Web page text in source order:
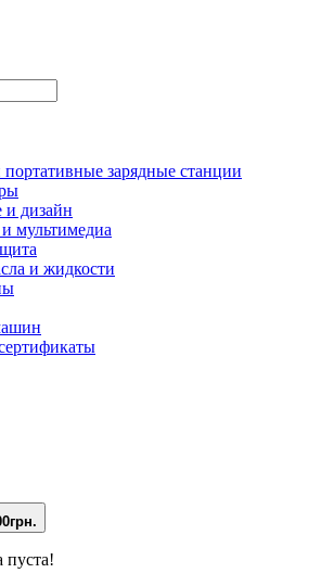
зарядные станции
и дизайн
мультимедиа
и жидкости
грн.
пуста!